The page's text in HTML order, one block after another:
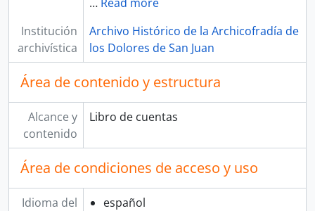
Institución
archivística
Archivo Histórico de la Archicofradía de
los Dolores de San Juan
Área de contenido y estructura
Alcance y
contenido
Libro de cuentas
Área de condiciones de acceso y uso
Idioma del
español